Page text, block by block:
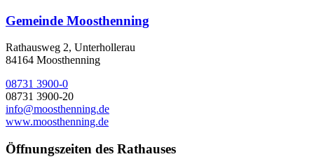
Gemeinde Moosthenning
Rathausweg 2, Unterhollerau
84164 Moosthenning
08731 3900-0
08731 3900-20
info@moosthenning.de
www.moosthenning.de
Öffnungszeiten des Rathauses